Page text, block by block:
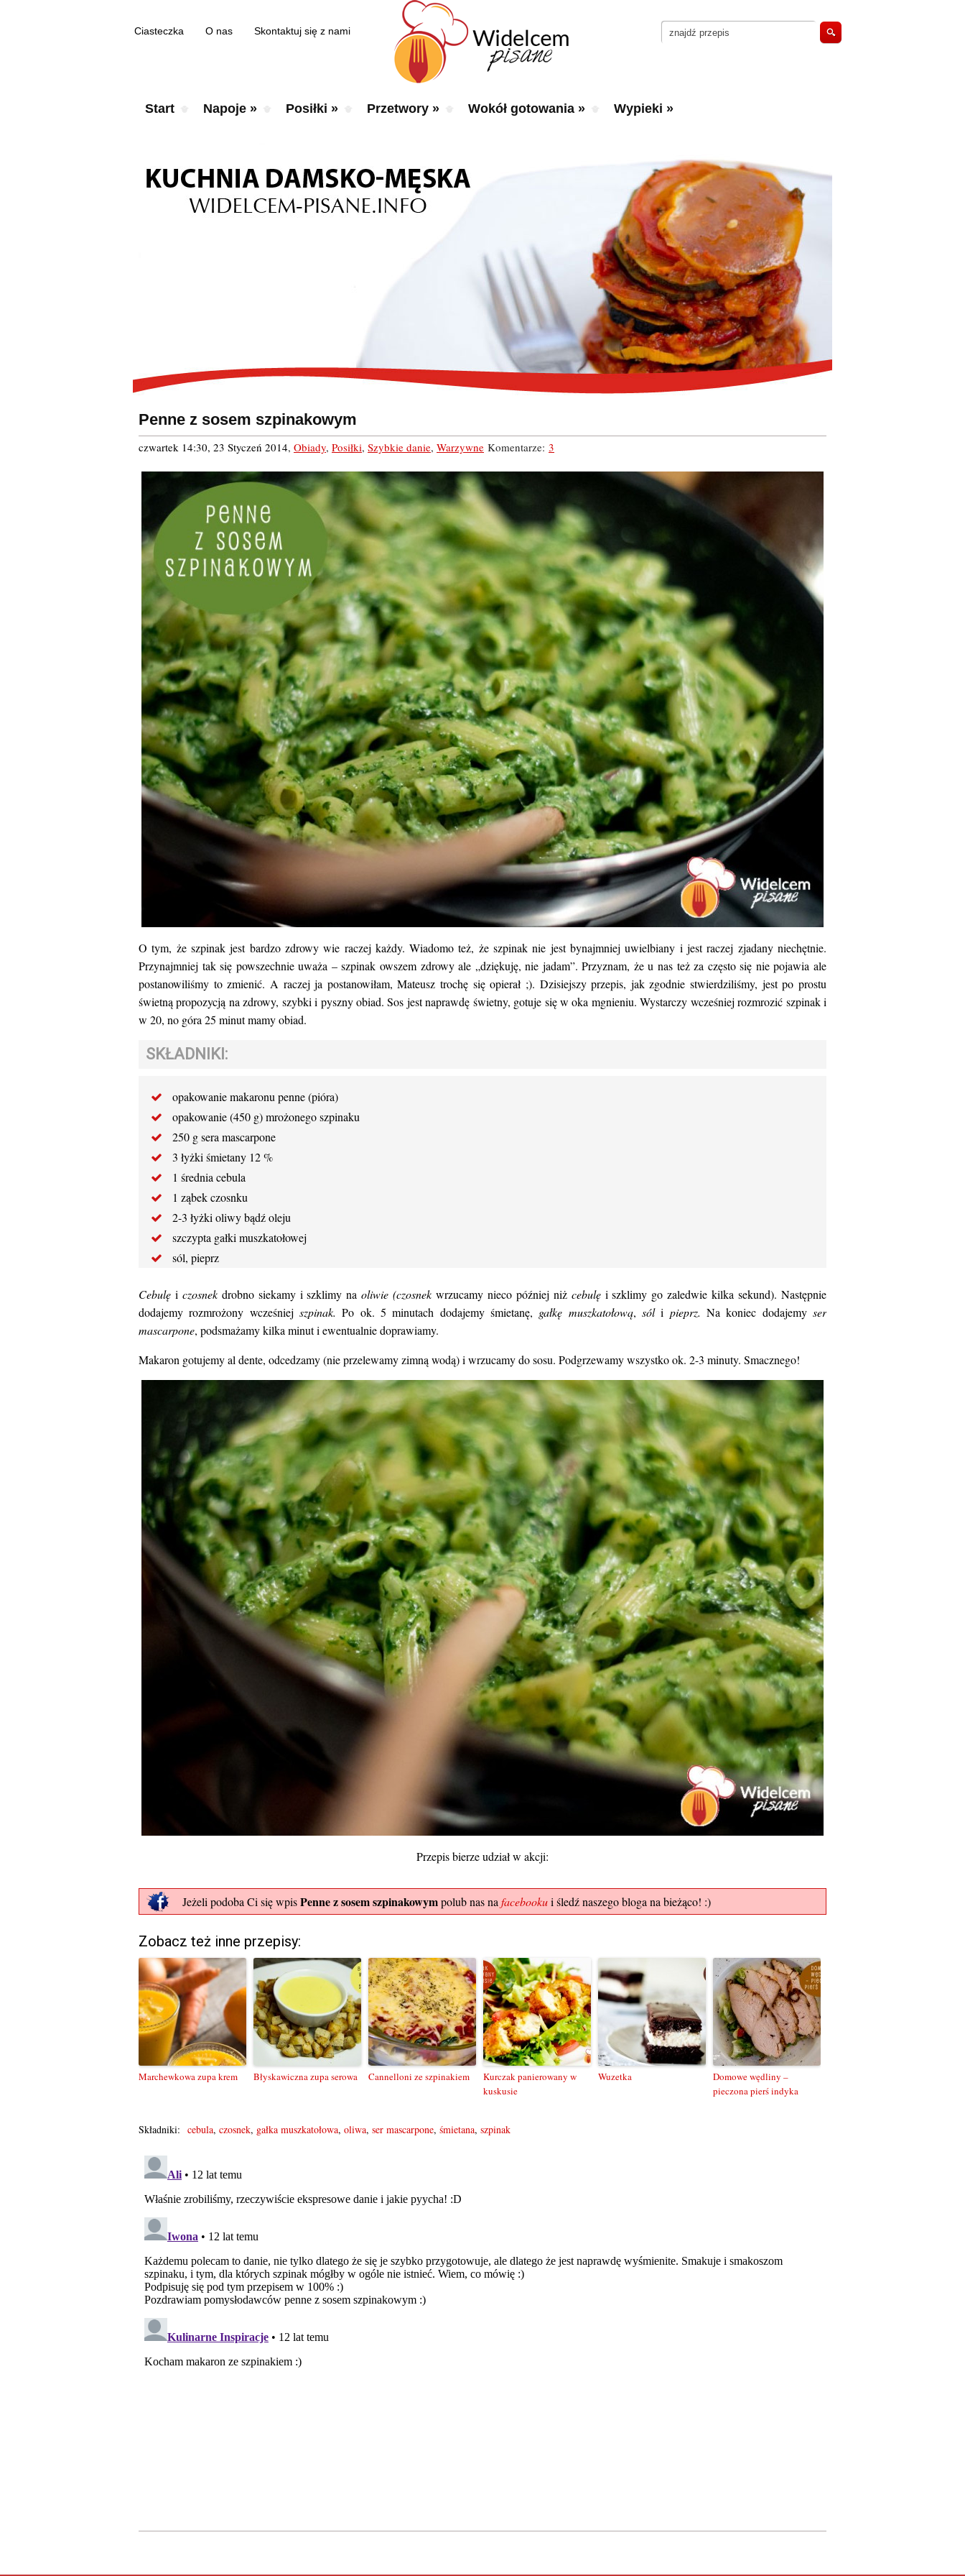
Ciasteczka O nas Skontaktuj się z nami
Start Napoje » Posiłki » Przetwory » Wokół gotowania » Wypieki »
Penne z sosem szpinakowym
czwartek 14:30, 23 Styczeń 2014, Obiady, Posiłki, Szybkie danie, Warzywne Komentarze: 3
O tym, że szpinak jest bardzo zdrowy wie raczej każdy. Wiadomo też, że szpinak nie jest bynajmniej uwielbiany i jest raczej zjadany niechętnie.
Przynajmniej tak się powszechnie uważa – szpinak owszem zdrowy ale „dziękuję, nie jadam”. Przyznam, że u nas też za często się nie pojawia ale
postanowiliśmy to zmienić. A raczej ja postanowiłam, Mateusz trochę się opierał ;). Dzisiejszy przepis, jak zgodnie stwierdziliśmy, jest po prostu
świetną propozycją na zdrowy, szybki i pyszny obiad. Sos jest naprawdę świetny, gotuje się w oka mgnieniu. Wystarczy wcześniej rozmrozić szpinak i
w 20, no góra 25 minut mamy obiad.
SKŁADNIKI:
opakowanie makaronu penne (pióra)
opakowanie (450 g) mrożonego szpinaku
250 g sera mascarpone
3 łyżki śmietany 12 %
1 średnia cebula
1 ząbek czosnku
2-3 łyżki oliwy bądź oleju
szczypta gałki muszkatołowej
sól, pieprz
Cebulę i czosnekdrobno siekamy i szklimy naoliwie (czosnek wrzucamy nieco później niż cebulęi szklimy go zaledwie kilka sekund). Następnie
dodajemy rozmrożony wcześniej szpinak. Po ok. 5 minutach dodajemy śmietanę, gałkę muszkatołową,sóli pieprz. Na koniec dodajemyser
mascarpone, podsmażamy kilka minut i ewentualnie doprawiamy.
Makaron gotujemy al dente, odcedzamy (nie przelewamy zimną wodą) i wrzucamy do sosu. Podgrzewamy wszystko ok. 2-3 minuty. Smacznego!
Przepis bierze udział w akcji:
Jeżeli podoba Ci się wpisPenne z sosem szpinakowympolub nas na facebookui śledź naszego bloga na bieżąco! :)
Zobacz też inne przepisy:
Marchewkowa zupa krem Błyskawiczna zupa serowa Cannelloni ze szpinakiem
Kurczak panierowany w
kuskusie
Wuzetka
Domowe wędliny –
pieczona pierś indyka
Składniki: cebula, czosnek, gałka muszkatołowa, oliwa, ser mascarpone, śmietana, szpinak